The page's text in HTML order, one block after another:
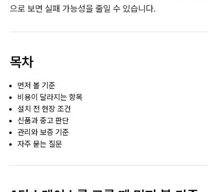
으로 보면 실패 가능성을 줄일 수 있습니다.
목차
먼저 볼 기준
비용이 달라지는 항목
설치 전 현장 조건
신품과 중고 판단
관리와 보증 기준
자주 묻는 질문